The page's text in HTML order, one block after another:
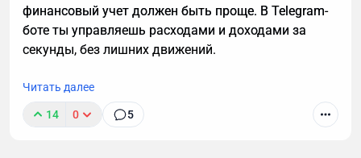
финансовый учет должен быть проще. В Telegram-
боте ты управляешь расходами и доходами за
секунды, без лишних движений.
Читать далее
14 0 5